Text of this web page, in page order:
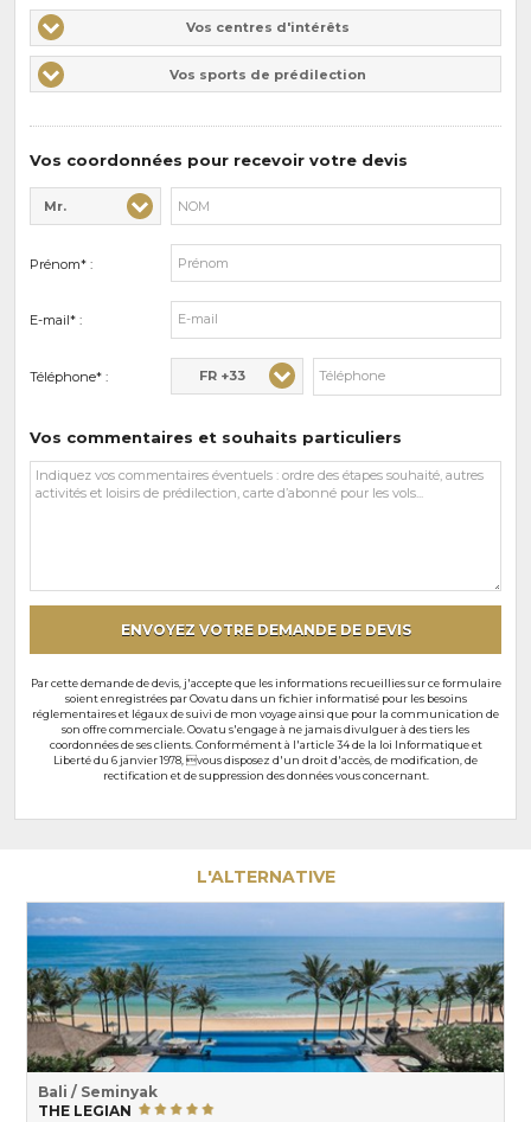
Vos
centres
d'intérêts
Vos centres d'intérêts
Vos
sports
de
Vos sports de prédilection
Vos coordonnées pour recevoir votre devis
Civilité* :
Mr.
Nom* :
Prénom* :
E-mail* :
Téléphone* : FR +33
Vos commentaires et souhaits particuliers
Vos
commentaires
ENVOYEZ VOTRE DEMANDE DE DEVIS
Par cette demande de devis, j'accepte que les informations recueillies sur ce formulaire
soient enregistrées par Oovatu dans un fichier informatisé pour les besoins
réglementaires et légaux de suivi de mon voyage ainsi que pour la communication de
son offre commerciale. Oovatu s'engage à ne jamais divulguer à des tiers les
coordonnées de ses clients. Conformément à l'article 34 de la loi Informatique et
Liberté du 6 janvier 1978, vous disposez d'un droit d'accès, de modification, de
rectification et de suppression des données vous concernant.
L'ALTERNATIVE
Bali / Seminyak
THE LEGIAN